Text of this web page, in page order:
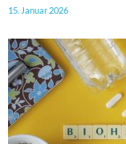
15. Januar 2026